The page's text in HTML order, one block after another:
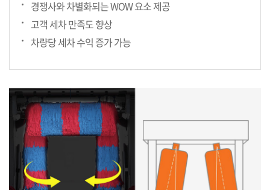
경쟁사와 차별화되는 WOW 요소 제공
고객 세차 만족도 향상
차량당 세차 수익 증가 가능